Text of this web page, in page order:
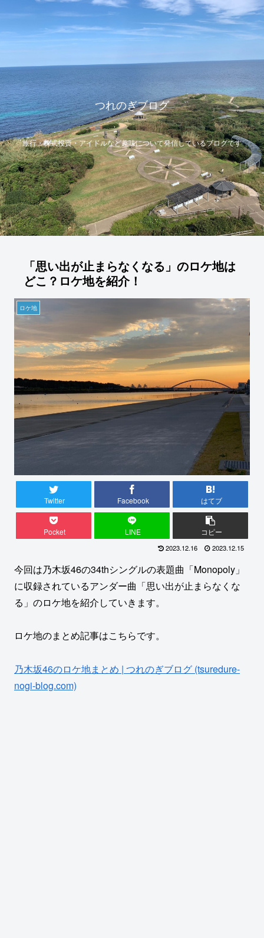
つれのぎブログ
旅行・株式投資・アイドルなど趣味について発信しているブログです
「思い出が止まらなくなる」のロケ地は
どこ？ロケ地を紹介！
ロケ地
Twitter Facebook はてブ
Pocket LINE コピー
2023.12.16 2023.12.15
今回は乃木坂46の34thシングルの表題曲「Monopoly」
に収録されているアンダー曲「思い出が止まらなくな
る」のロケ地を紹介していきます。
ロケ地のまとめ記事はこちらです。
乃木坂46のロケ地まとめ | つれのぎブログ (tsuredure-
nogi-blog.com)